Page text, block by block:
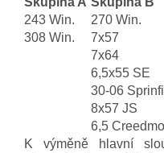
243 Win.
270 Win.
308 Win.
7x57
7x64
6,5x55 SE
30-06
8x57 JS
6,5
K výměně hlavní